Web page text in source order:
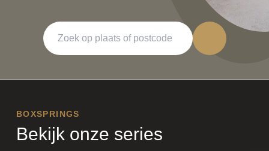
Zoeken
Bekijk onze series
BOXSPRINGS